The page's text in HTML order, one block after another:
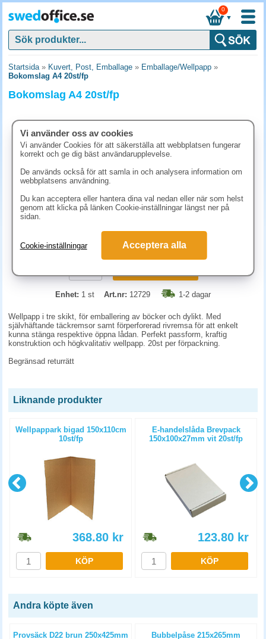
▼
0
Startsida» Kuvert, Post, Emballage » Emballage/Wellpapp »
Bokomslag A4 20st/fp
Bokomslag A4 20st/fp
542.50 kr (inkl. moms)
Enhet: 1 st Art.nr: 12729 1-2 dagar
Wellpapp i tre skikt, för emballering av böcker och dylikt. Med
självhäftande täckremsor samt förperforerad rivremsa för att enkelt
kunna stänga respektive öppna lådan. Perfekt passform, kraftig
konstruktion och högkvalitativ wellpapp. 20st per förpackning.
Begränsad returrätt
Liknande produkter
Wellpappark bigad 150x110cm
10st/fp
368.80 kr
KÖP
E-handelslåda Brevpack
150x100x27mm vit 20st/fp
123.80 kr
KÖP
Andra köpte även
Provsäck D22 brun 250x425mm
Bubbelpåse 215x265mm
Vi använder oss av cookies
Vi använder Cookies för att säkerställa att webbplatsen fungerar
korrekt och ge dig bäst användarupplevelse.
De används också för att samla in och analysera information om
webbplatsens användning.
Du kan acceptera eller hantera dina val nedan eller när som helst
genom att klicka på länken Cookie-inställningar längst ner på
sidan.
Cookie-inställningar Acceptera alla